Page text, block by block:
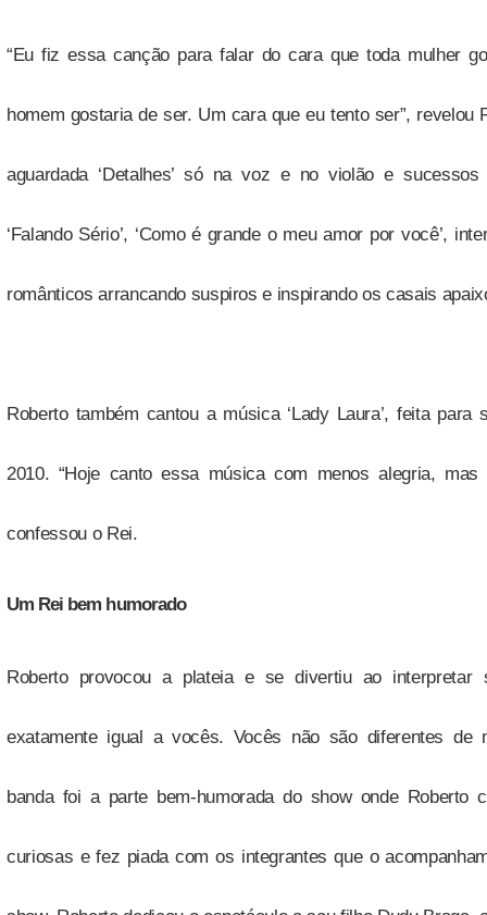
“Eu fiz essa canção para falar do cara que toda mulher
homem gostaria de ser. Um cara que eu tento ser”, revelou
aguardada ‘Detalhes’ só na voz e no violão e sucessos
‘Falando Sério’, ‘Como é grande o meu amor por você’,
românticos arrancando suspiros e inspirando os casais
Roberto também cantou a música ‘Lady Laura’, feita para
2010. “Hoje canto essa música com menos alegria,
confessou o Rei.
Um Rei bem humorado
Roberto provocou a plateia e se divertiu ao interpretar
exatamente igual a vocês. Vocês não são diferentes de
banda foi a parte bem-humorada do show onde Roberto
curiosas e fez piada com os integrantes que o